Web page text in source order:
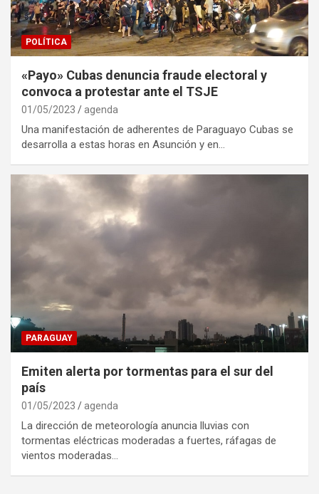
POLÍTICA
«Payo» Cubas denuncia fraude electoral y
convoca a protestar ante el TSJE
01/05/2023 agenda
Una manifestación de adherentes de Paraguayo Cubas se
desarrolla a estas horas en Asunción y en…
PARAGUAY
Emiten alerta por tormentas para el sur del
país
01/05/2023 agenda
La dirección de meteorología anuncia lluvias con
tormentas eléctricas moderadas a fuertes, ráfagas de
vientos moderadas…